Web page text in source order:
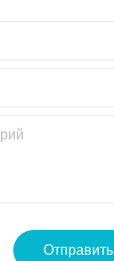
Отправить